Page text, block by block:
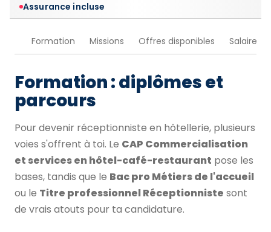
Assurance incluse
Formation Missions Offres disponibles Salaire
Formation : diplômes et
parcours
Pour devenir réceptionniste en hôtellerie, plusieurs
voies s'offrent à toi. Le CAP Commercialisation
et services en hôtel-café-restaurant pose les
bases, tandis que le Bac pro Métiers de l'accueil
ou le Titre professionnel Réceptionniste sont
de vrais atouts pour ta candidature.